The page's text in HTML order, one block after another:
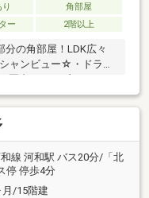
客様第一目線のスタッ
ポートを致します！！
角部屋
ー 2階以上
の角部屋！LDK広々
ャンビュー☆・ドラッ
圏内♪・R4一部リフォ
辺環境◇・名鉄河和線
ス「北大井」停：徒歩
分・師崎中学校：徒
線 河和駅 バス20分/「北
停 停歩4分
/15階建